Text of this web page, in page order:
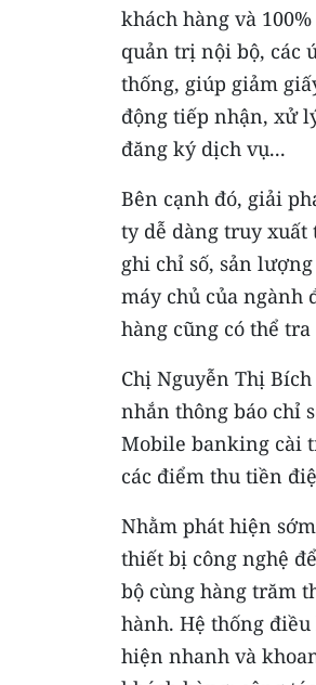
khách hàng và
quản trị nội bộ, các
thống, giúp giảm
động tiếp nhận, xử
đăng ký dịch vụ...
Bên cạnh đó, giải
ty dễ dàng truy
ghi chỉ số, sản
máy chủ của ngành
hàng cũng có thể
Chị Nguyễn Thị
nhắn thông báo chỉ
Mobile banking cài
các điểm thu tiền
Nhằm phát hiện
thiết bị công nghệ
bộ cùng hàng trăm
hành. Hệ thống
hiện nhanh và